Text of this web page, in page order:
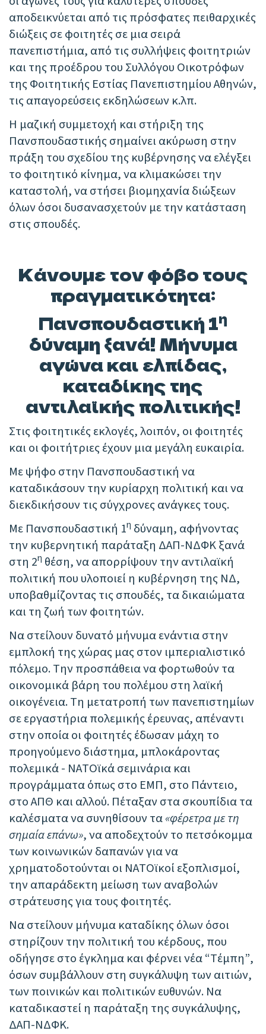
αποδεικνύεται από τις πρόσφατες πειθαρχικές
διώξεις σε φοιτητές σε μια σειρά
πανεπιστήμια, από τις συλλήψεις φοιτητριών
και της προέδρου του Συλλόγου Οικοτρόφων
της Φοιτητικής Εστίας Πανεπιστημίου Αθηνών,
τις απαγορεύσεις εκδηλώσεων κ.λπ.
Η μαζική συμμετοχή και στήριξη της
Πανσπουδαστικής σημαίνει ακύρωση στην
πράξη του σχεδίου της κυβέρνησης να ελέγξει
το φοιτητικό κίνημα, να κλιμακώσει την
καταστολή, να στήσει βιομηχανία διώξεων
όλων όσοι δυσανασχετούν με την κατάσταση
στις σπουδές.
Κάνουμε τον φόβο τους
πραγματικότητα:
Πανσπουδαστική 1η
δύναμη ξανά! Μήνυμα
αγώνα και ελπίδας,
καταδίκης της
αντιλαϊκής πολιτικής!
Στις φοιτητικές εκλογές, λοιπόν, οι φοιτητές
και οι φοιτήτριες έχουν μια μεγάλη ευκαιρία.
Με ψήφο στην Πανσπουδαστική να
καταδικάσουν την κυρίαρχη πολιτική και να
διεκδικήσουν τις σύγχρονες ανάγκες τους.
Με Πανσπουδαστική 1η δύναμη, αφήνοντας
την κυβερνητική παράταξη ΔΑΠ-ΝΔΦΚ ξανά
στη 2η θέση, να απορρίψουν την αντιλαϊκή
πολιτική που υλοποιεί η κυβέρνηση της ΝΔ,
υποβαθμίζοντας τις σπουδές, τα δικαιώματα
και τη ζωή των φοιτητών.
Να στείλουν δυνατό μήνυμα ενάντια στην
εμπλοκή της χώρας μας στον ιμπεριαλιστικό
πόλεμο. Την προσπάθεια να φορτωθούν τα
οικονομικά βάρη του πολέμου στη λαϊκή
οικογένεια. Τη μετατροπή των πανεπιστημίων
σε εργαστήρια πολεμικής έρευνας, απέναντι
στην οποία οι φοιτητές έδωσαν μάχη το
προηγούμενο διάστημα, μπλοκάροντας
πολεμικά - ΝΑΤΟϊκά σεμινάρια και
προγράμματα όπως στο ΕΜΠ, στο Πάντειο,
στο ΑΠΘ και αλλού. Πέταξαν στα σκουπίδια τα
καλέσματα να συνηθίσουν τα«φέρετρα με τη
σημαία επάνω», να αποδεχτούν το πετσόκομμα
των κοινωνικών δαπανών για να
χρηματοδοτούνται οι ΝΑΤΟϊκοί εξοπλισμοί,
την απαράδεκτη μείωση των αναβολών
στράτευσης για τους φοιτητές.
Να στείλουν μήνυμα καταδίκης όλων όσοι
στηρίζουν την πολιτική του κέρδους, που
οδήγησε στο έγκλημα και φέρνει νέα “Τέμπη”,
όσων συμβάλλουν στη συγκάλυψη των αιτιών,
των ποινικών και πολιτικών ευθυνών. Να
καταδικαστεί η παράταξη της συγκάλυψης,
ΔΑΠ-ΝΔΦΚ.